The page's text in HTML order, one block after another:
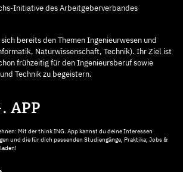
Initiative des Arbeitgeberverbandes
bereits den Themen Ingenieurwesen und
Naturwissenschaft, Technik). Ihr Ziel ist
frühzeitig für den Ingenieursberuf sowie
Technik zu begeistern.
APP
Mit der think ING. App kannst du deine Interessen
und die für dich passenden Studiengänge, Praktika, Jobs &